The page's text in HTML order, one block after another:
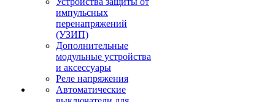
импульсных
перенапряжений
(УЗИП)
Дополнительные
модульные устройства
и аксессуары
Реле напряжения
Автоматические